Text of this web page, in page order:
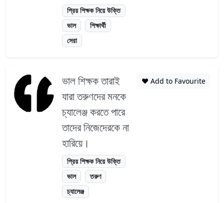
প্রিয় শিক্ষক নিয়ে উক্তি
ভাল
শিক্ষার্থী
সেরা
ভাল শিক্ষক তারাই
যারা তরুণদের মনকে
চ্যালেঞ্জ করতে পারে
তাদের নিজেদেরকে না
হারিয়ে।
প্রিয় শিক্ষক নিয়ে উক্তি
ভাল
তরুণ
চ্যালেঞ্জ
❤️ Add to Favourite